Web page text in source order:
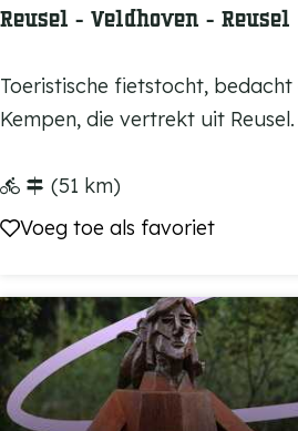
o
n
e
i
n
-
E
t
a
Reusel - Veldhoven - Reusel
R
e
s
e
V
e
l
d
Toeristische fietstocht,
Kempen, die vertrekt uit Reusel.
(51 km)
Voeg toe als favoriet
Voeg toe als favoriet